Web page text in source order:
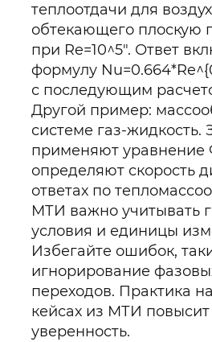
теплоотдачи для
обтекающего плоскую
при Re=10^5". Ответ
формулу
с последующим
Другой пример:
системе газ-жидкость.
применяют уравнение
определяют скорость
ответах по
МТИ важно учитывать
условия и единицы
Избегайте ошибок,
игнорирование
переходов. Практика
кейсах из МТИ повысит
уверенность.